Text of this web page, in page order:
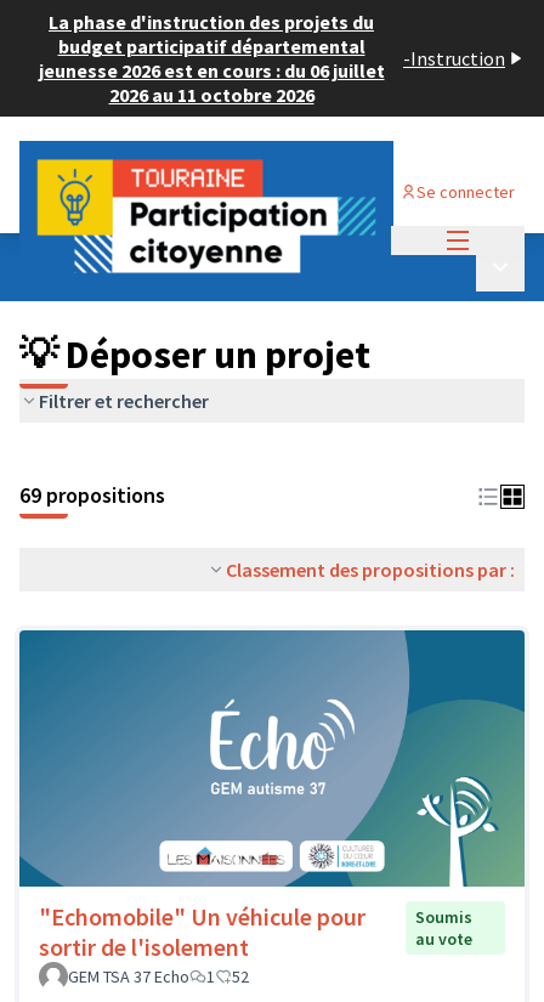
La phase d'instruction des projets du
budget participatif départemental
jeunesse 2026 est en cours : du 06 juillet
2026 au 11 octobre 2026
-Instruction
Se connecter
Budget Participatif ADULTE 2024
💡 Déposer un projet
💡 Déposer un projet
Filtrer et rechercher
69 propositions
Classement des propositions par :
"Echomobile" Un véhicule pour
sortir de l'isolement
Soumis
au vote
GEM TSA 37 Echo
1 52